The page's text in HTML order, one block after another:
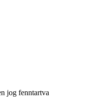
jog fenntartva